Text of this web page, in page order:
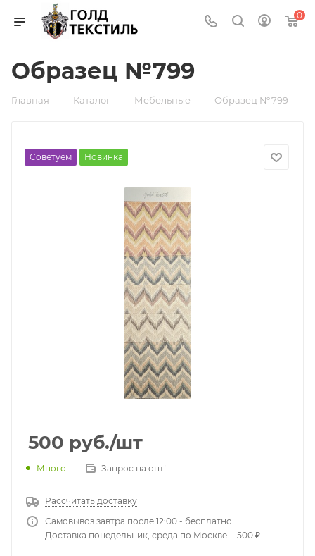
0
Образец №799
Главная — Каталог — Мебельные — Образец №799
Советуем Новинка
500 руб./шт
Много Запрос на опт!
Рассчитать доставку
Самовывоз завтра после 12:00 - бесплатно
Доставка понедельник, среда по Москве - 500 ₽